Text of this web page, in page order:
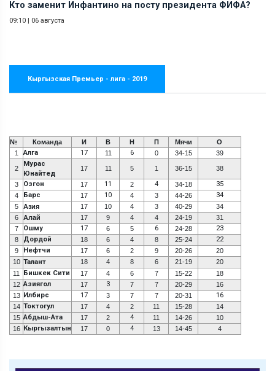
Кто заменит Инфантино на посту президента ФИФА?
09:10 | 06 августа
Кыргызская Премьер - лига - 2019
№ Команда И В Н П Мячи
О
1
Алга 17 11 6 0 34-15 39
2
Мурас
Юнайтед
17 11 5 1 36-15 38
3 Озгон 17 11 2 4 34-18 35
4 Барс 17 10 4 3 44-26 34
5 Азия 17 10 4 3 40-29
34
6
Алай 17 9 4 4 24-19
31
7
Ошму 17 6 5 6 24-28 23
8 Дордой 18 6 4 8 25-24 22
9 Нефтчи 17 6 2 9 20-26
20
10 Талант 18 4 8 6 21-19
20
11
Бишкек Сити 17 4 6 7 15-22
18
12 Азиягол 17 3 7 7 20-29
16
13 Илбирс 17 3 7 7 20-31 16
14 Токтогул 17 4 2 11 15-28
14
15 Абдыш-Ата 17 2 4 11 14-26
10
16 Кыргызалтын 17 0 4 13 14-45 4